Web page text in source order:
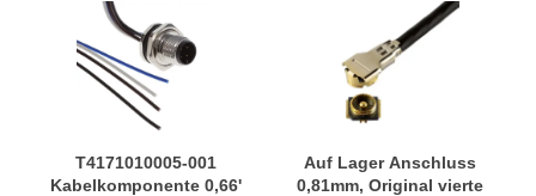
T4171010005-001
Kabelkomponente 0,66'
Auf Lager Anschluss
0,81mm, Original vierte